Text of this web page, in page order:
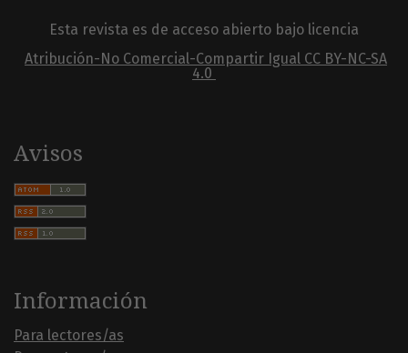
Esta revista es de acceso abierto bajo licencia
Atribución-No Comercial-Compartir Igual CC BY-NC-SA
4.0
Avisos
Información
Para lectores/as